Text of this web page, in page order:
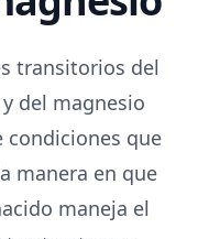
transitorios del
del magnesio
condiciones que
manera en que
maneja el